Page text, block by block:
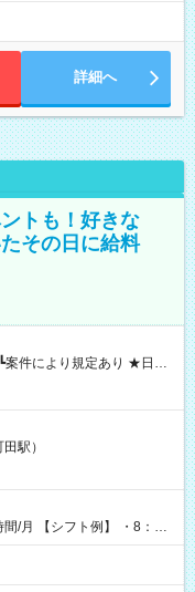
詳細へ
トも！好きな
その日に給料
に現金GET♪ お仕事後はコ
試用期間】試
駅）
8：00